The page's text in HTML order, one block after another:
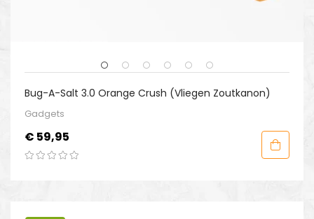
Bug-A-Salt 3.0 Orange Crush (Vliegen Zoutkanon)
Gadgets
Prijs
€ 59,95